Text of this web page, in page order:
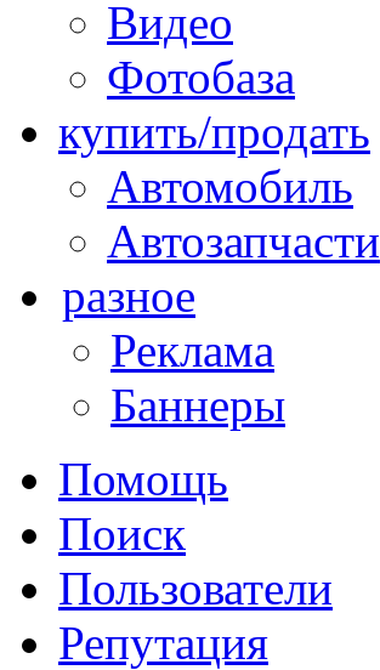
Видео
Фотобаза
купить/продать
Автомобиль
Автозапчасти
разное
Реклама
Баннеры
Помощь
Поиск
Пользователи
Репутация